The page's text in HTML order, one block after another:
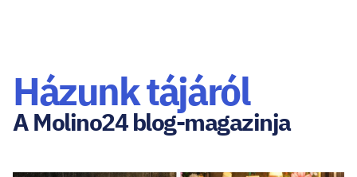
Házunk tájáról
A Molino24 blog-magazinja